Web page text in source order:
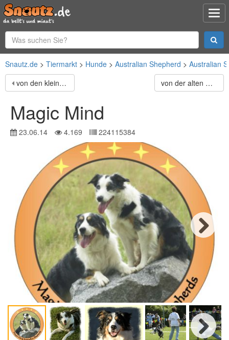
Snautz.de Tiermarkt Hunde Australian Shepherd
Australian
von den kleinen Schneeloewen
von der alten Waldmühle
Magic Mind
23.06.14 4.169 224115384